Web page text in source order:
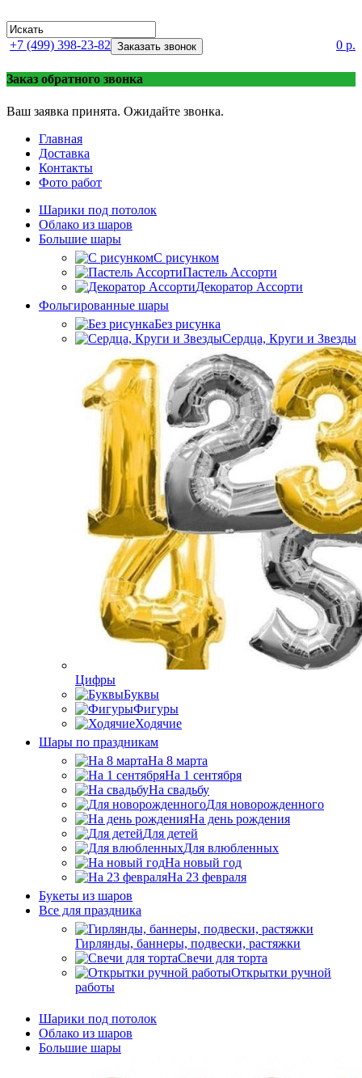
0 р.
+7 (499) 398-23-82 Заказать звонок
Заказ обратного звонка
Ваш заявка принята. Ожидайте звонка.
Главная
Доставка
Контакты
Фото работ
Шарики под потолок
Облако из шаров
Большие шары
C рисунком
Пастель Ассорти
Декоратор Ассорти
Фольгированные шары
Без рисунка
Сердца, Круги и Звезды
Цифры
Буквы
Фигуры
Ходячие
Шары по праздникам
На 8 марта
На 1 сентября
На свадьбу
Для новорожденного
На день рождения
Для детей
Для влюбленных
На новый год
На 23 февраля
Букеты из шаров
Bсе для праздника
Гирлянды, баннеры, подвески, растяжки
Свечи для торта
Открытки ручной
работы
Шарики под потолок
Облако из шаров
Большие шары